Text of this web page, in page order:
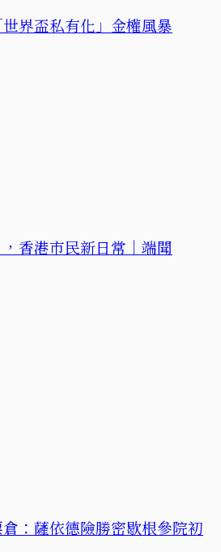
界盃私有化」金權風暴
，香港市民新日常｜端聞
：薩依德險勝密歇根參院初